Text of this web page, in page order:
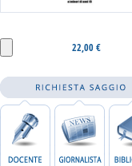
22,00 €